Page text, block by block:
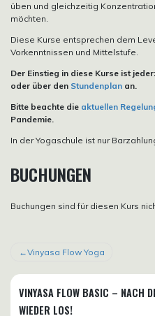
üben und gleichzeitig
möchten.
Diese Kurse entsprechen dem
Vorkenntnissen und Mittelstufe.
Der Einstieg in diese Kurse ist
oder über den Stundenplan an.
Bitte beachte die aktuellen
Pandemie.
In der Yogaschule ist nur
BUCHUNGEN
Buchungen sind für diesen Kurs
BEITRAGSNAVIGATION
Vinyasa Flow Yoga
VINYASA FLOW BASIC – NACH
WIEDER LOS!